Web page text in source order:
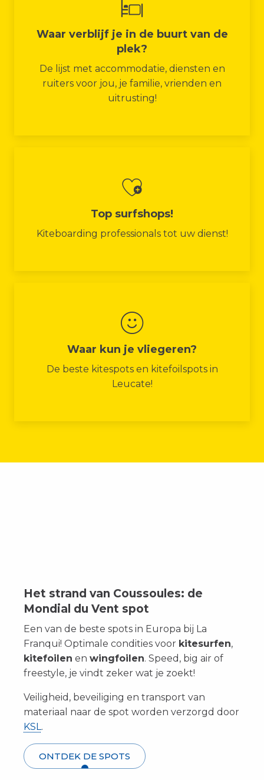
Waar verblijf je in de buurt van de
plek?
De lijst met accommodatie, diensten en
ruiters voor jou, je familie, vrienden en
uitrusting!
Top surfshops!
Kiteboarding professionals tot uw dienst!
Waar kun je vliegeren?
De beste kitespots en kitefoilspots in
Leucate!
Het strand van Coussoules: de
Mondial du Vent spot
Een van de beste spots in Europa bij La
Franqui! Optimale condities voor kitesurfen,
kitefoilen en wingfoilen. Speed, big air of
freestyle, je vindt zeker wat je zoekt!
Veiligheid, beveiliging en transport van
materiaal naar de spot worden verzorgd door
KSL.
ONTDEK DE SPOTS